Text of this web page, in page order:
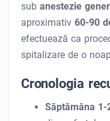
sub anestezie
aproximativ 60-90
efectuează ca
spitalizare de o
Cronologia
Săptămâna 1-